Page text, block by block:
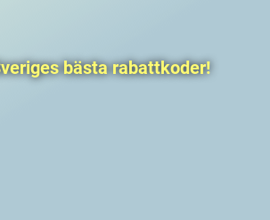
bästa rabattkoder!